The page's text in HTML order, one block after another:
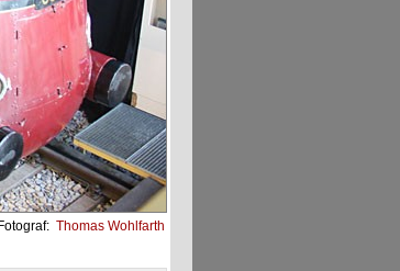
Fotograf: Thomas Wohlfarth